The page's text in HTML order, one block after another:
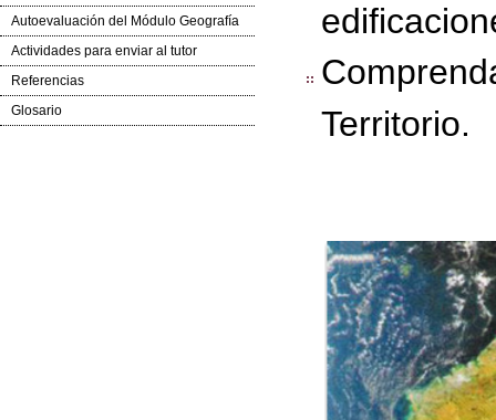
Autoevaluación del Módulo Geografía
Actividades para enviar al tutor
Referencias
Glosario
Territorio.